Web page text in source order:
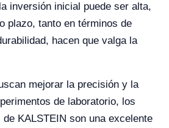
inversión inicial puede ser alta,
plazo, tanto en términos de
hacen que valga la
mejorar la precisión y la
de laboratorio, los
KALSTEIN son una excelente